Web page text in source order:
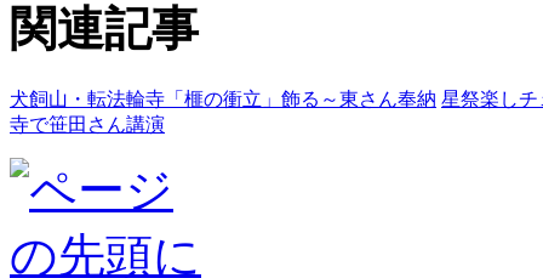
関連記事
犬飼山・転法輪寺「榧の衝立」飾る～東さん奉納 星祭楽し
寺で笹田さん講演